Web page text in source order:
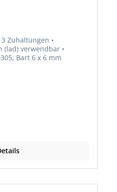
verwendbar •
Bart 6 x 6 mm